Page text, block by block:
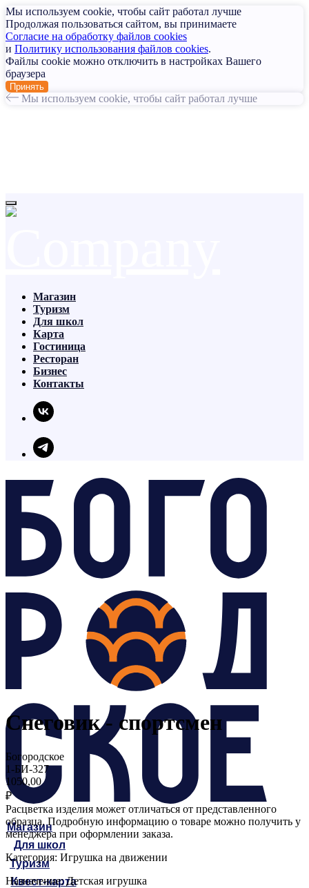
Мы используем cookie, чтобы сайт работал лучше
Продолжая пользоваться сайтом, вы принимаете
Согласие на обработку файлов cookies
и Политику использования файлов cookies.
Файлы cookie можно отключить в настройках Вашего
браузера
Принять
Мы используем cookie, чтобы сайт работал лучше
Магазин
Для школ
Туризм
Квест-карта
Магазин
Туризм
Для школ
Карта
Гостиница
Ресторан
Бизнес
Контакты
Снеговик - спортсмен
Богородское
1-БИ-327
1050,00
₽
Расцветка изделия может отличаться от представленного
образца. Подробную информацию о товаре можно получить у
менеджера при оформлении заказа.
Категория: Игрушка на движении
Назначение: Детская игрушка